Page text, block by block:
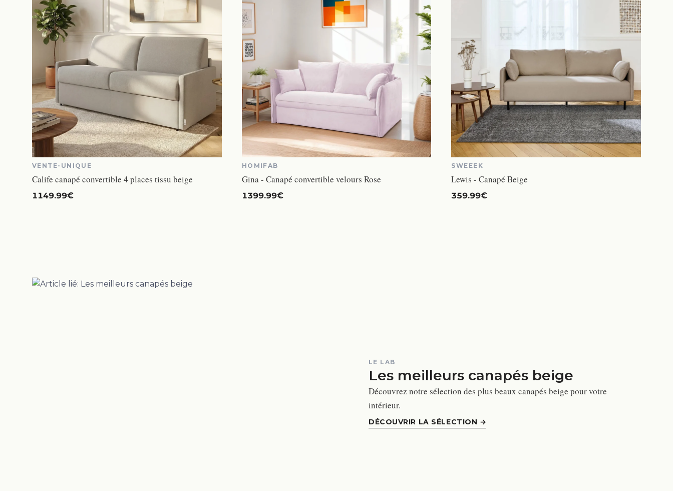
VENTE-UNIQUE
Calife canapé convertible 4 places tissu beige
1149.99€
HOMIFAB
Gina - Canapé convertible velours Rose
1399.99€
SWEEEK
Lewis - Canapé Beige
359.99€
LE LAB
Les meilleurs canapés beige
Découvrez notre sélection des plus beaux canapés beige pour votre
intérieur.
DÉCOUVRIR LA SÉLECTION →